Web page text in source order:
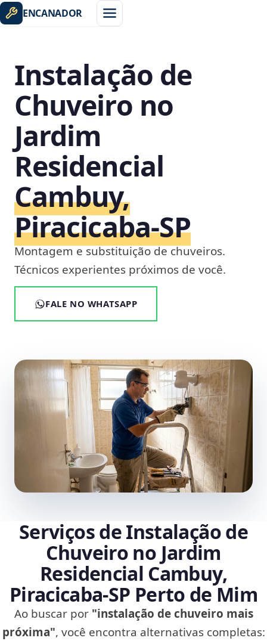
ENCANADOR
Instalação de
Chuveiro no
Jardim
Residencial
Cambuy,
Piracicaba‑SP
Montagem e substituição de chuveiros.
Técnicos experientes próximos de você.
FALE NO WHATSAPP
Serviços de Instalação de
Chuveiro no Jardim
Residencial Cambuy,
Piracicaba‑SP Perto de Mim
Ao buscar por "instalação de chuveiro mais
próxima", você encontra alternativas completas: